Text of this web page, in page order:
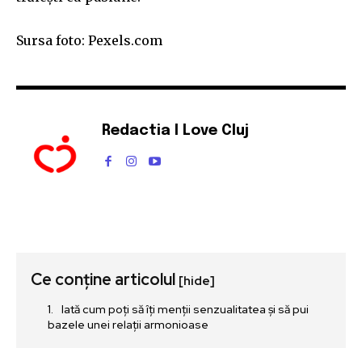
Sursa foto: Pexels.com
Redactia I Love Cluj
Ce conține articolul [hide]
Iată cum poți să îți menții senzualitatea și să pui
bazele unei relații armonioase